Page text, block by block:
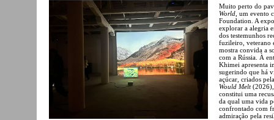
Muito perto do
World , um evento
Foundation. A
explorar a alegria
dos testemunhos
fuzileiro, veterano
mostra convida a
com a Rússia. À
Khimei apresenta
sugerindo que há
açúcar, criados
Would Melt(2026),
constitui uma
da qual uma vida
confrontado com
admiração pela